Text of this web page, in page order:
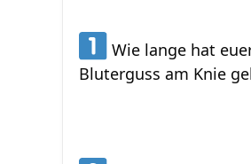
Wie lange hat
Bluterguss am Knie